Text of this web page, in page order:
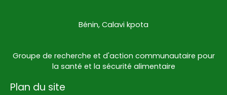
Bénin, Calavi kpota
Groupe de recherche et d'action communautaire pour
la santé et la sécurité alimentaire
Plan du site